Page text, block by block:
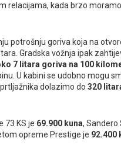
relacijama, kada brzo
potrošnju goriva koja na
Gradska vožnja ipak
7 litara goriva na 100
U kabini se udobno mogu
dolazimo do 320
73 KS je 69.900 kuna, Sandero
opreme Prestige je 92.400